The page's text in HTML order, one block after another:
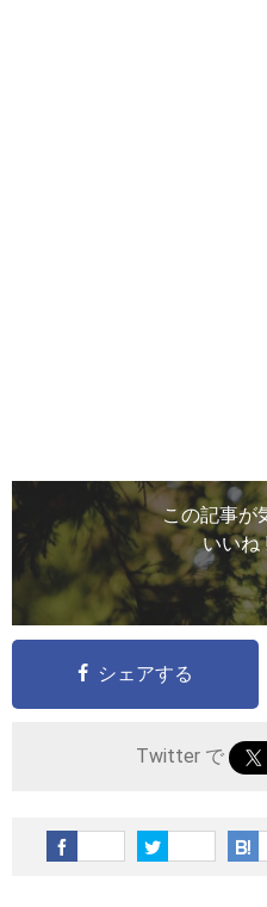
この記事が
いいね
シェアする
Twitter で